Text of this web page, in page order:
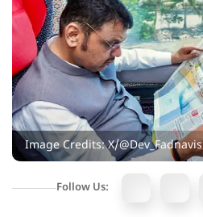
Image Credits: X/@Dev_Fadnavis
Follow Us: